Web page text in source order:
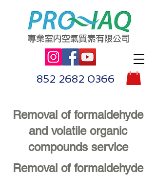
852 2682 0366
​Removal of formaldehyde
and volatile organic
compounds service
​Removal of formaldehyde